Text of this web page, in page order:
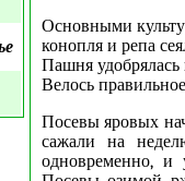
Основными
конопля и репа
Пашня удобрялась
Велось
Посевы яровых
сажали на
одновременно, и